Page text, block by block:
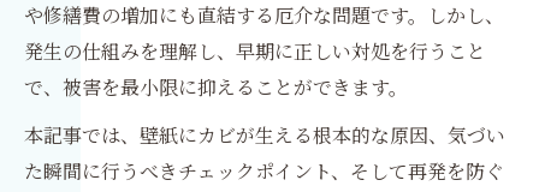
や修繕費の増加にも直結する厄介な問題です。しかし、
発生の仕組みを理解し、早期に正しい対処を行うこと
で、被害を最小限に抑えることができます。
本記事では、壁紙にカビが生える根本的な原因、気づい
た瞬間に行うべきチェックポイント、そして再発を防ぐ